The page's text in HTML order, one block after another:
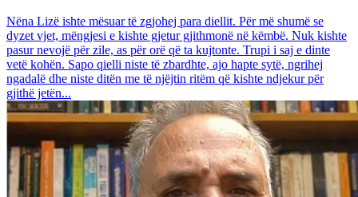
Nëna Lizë ishte mësuar të zgjohej para diellit. Për më shumë se
dyzet vjet, mëngjesi e kishte gjetur gjithmonë në këmbë. Nuk kishte
pasur nevojë për zile, as për orë që ta kujtonte. Trupi i saj e dinte
vetë kohën. Sapo qielli niste të zbardhte, ajo hapte sytë, ngrihej
ngadalë dhe niste ditën me të njëjtin ritëm që kishte ndjekur për
gjithë jetën...